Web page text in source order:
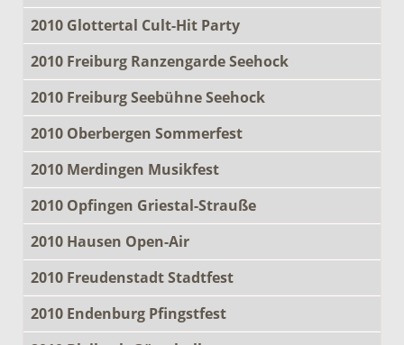
2010 Glottertal Cult-Hit Party
2010 Freiburg Ranzengarde Seehock
2010 Freiburg Seebühne Seehock
2010 Oberbergen Sommerfest
2010 Merdingen Musikfest
2010 Opfingen Griestal-Strauße
2010 Hausen Open-Air
2010 Freudenstadt Stadtfest
2010 Endenburg Pfingstfest